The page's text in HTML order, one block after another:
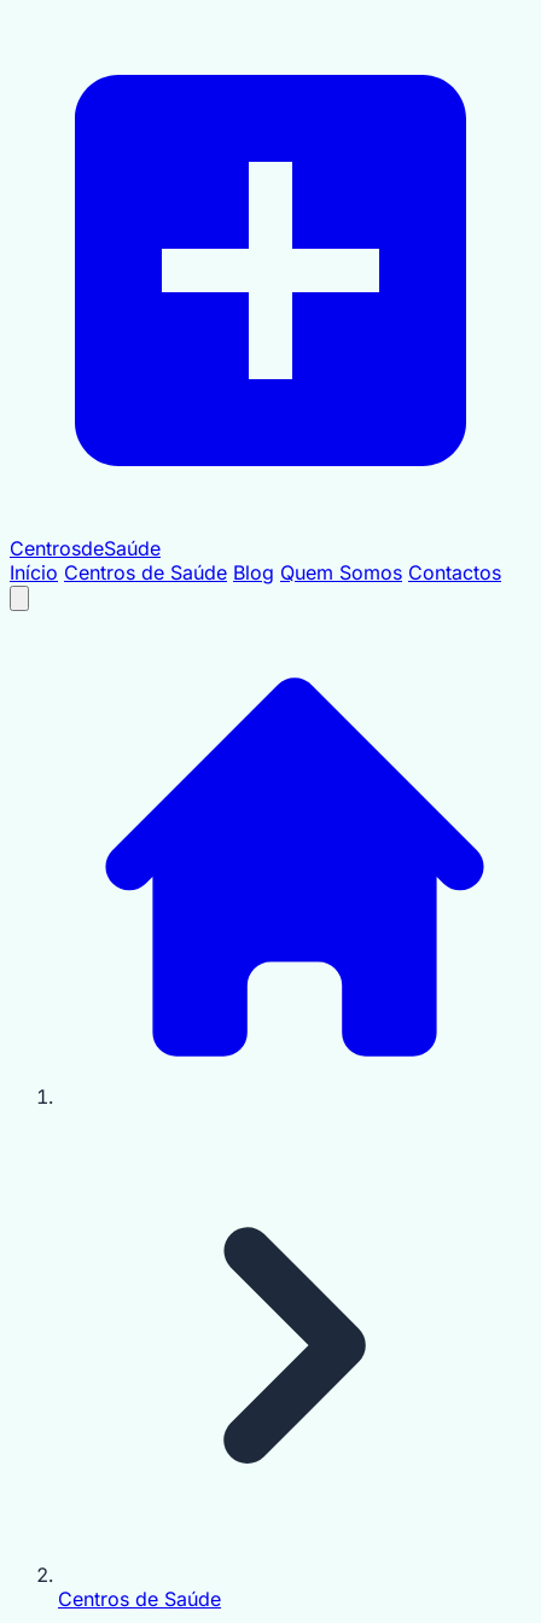
CentrosdeSaúde
Início Centros de Saúde Blog Quem Somos Contactos
Centros de Saúde